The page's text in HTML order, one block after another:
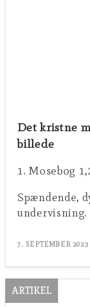
Det kristne
billede
1. Mosebog
Spændende,
undervisning.
7. SEPTEMBER 2023
ARTIKEL